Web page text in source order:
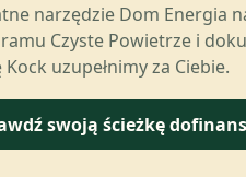
narzędzie Dom
Czyste Powietrze i
Kock uzupełnimy za Ciebie.
swoją ścieżkę